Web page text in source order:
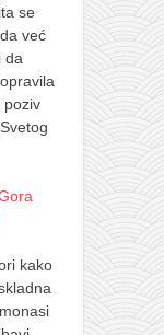
se
već
da
poziv
kako